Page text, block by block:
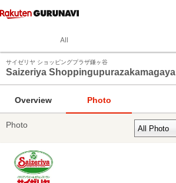
All
サイゼリヤ ショッピングプラザ鎌ヶ谷
Saizeriya Shoppingupurazakamagaya
Overview Photo
Photo